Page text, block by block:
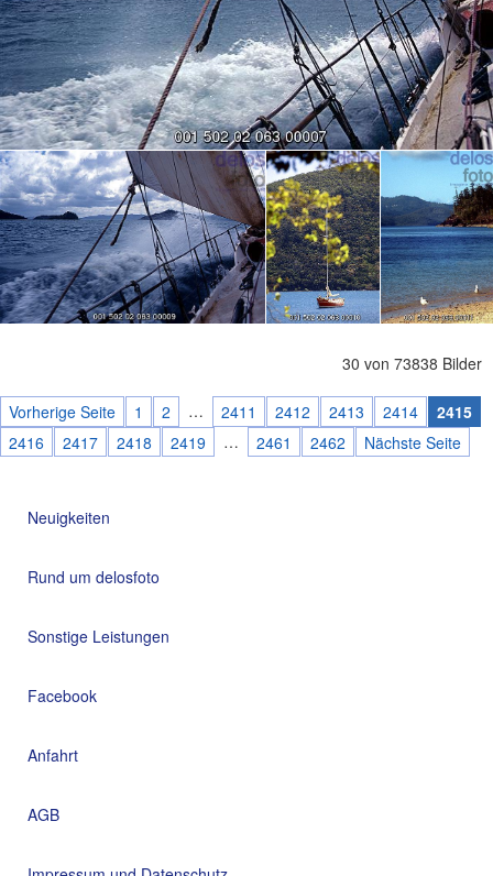
30 von 73838 Bilder
Vorherige Seite 1 2 … 2411 2412 2413 2414
2415
2416
2417 2418 2419 … 2461 2462 Nächste Seite
Neuigkeiten
Rund um delosfoto
Sonstige Leistungen
Facebook
Anfahrt
AGB